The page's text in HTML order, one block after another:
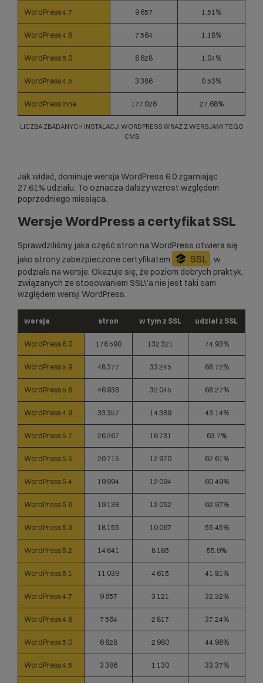
WordPress 4.7 9 657 1.51%
WordPress 4.8 7 564 1.18%
WordPress 5.0 6 628 1.04%
WordPress 4.5 3 386 0.53%
WordPress inne 177 026 27.68%
LICZBA ZBADANYCH INSTALACJI WORDPRESS WRAZ Z WERSJAMI TEGO
CMS
Jak widać, dominuje wersja WordPress 6.0 zgarniając
27.61% udziału. To oznacza dalszy wzrost względem
poprzedniego miesiąca.
Wersje WordPress a certyfikat SSL
Sprawdziliśmy, jaka część stron na WordPress otwiera się
jako strony zabezpieczone certyfikatem
SSL , w
podziale na wersje. Okazuje się, że poziom dobrych praktyk,
związanych ze stosowaniem SSL\’a nie jest taki sam
względem wersji WordPress.
wersja stron w tym z SSL udział z SSL
WordPress 6.0 176 590 132 321 74.93%
WordPress 5.9 48 377 33 245 68.72%
WordPress 5.8 46 938 32 045 68.27%
WordPress 4.9 33 357 14 389 43.14%
WordPress 5.7 26 267 16 731 63.7%
WordPress 5.5 20 715 12 970 62.61%
WordPress 5.4 19 994 12 094 60.49%
WordPress 5.6 19 138 12 052 62.97%
WordPress 5.3 18 155 10 067 55.45%
WordPress 5.2 14 641 8 185 55.9%
WordPress 5.1 11 039 4 615 41.81%
WordPress 4.7 9 657 3 121 32.32%
WordPress 4.8 7 564 2 817 37.24%
WordPress 5.0 6 628 2 980 44.96%
WordPress 4.5 3 386 1 130 33.37%